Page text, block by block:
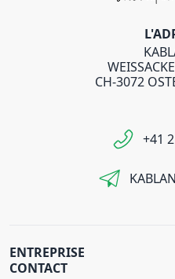
CH-3072
+41
ENTREPRISE
CONTACT